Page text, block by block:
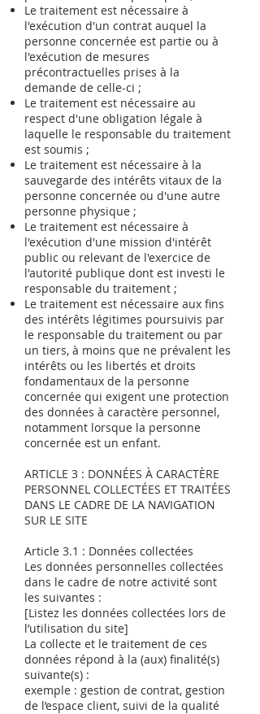
Le traitement est nécessaire à
l'exécution d'un contrat auquel la
personne concernée est partie ou à
l'exécution de mesures
précontractuelles prises à la
demande de celle-ci ;
Le traitement est nécessaire au
respect d'une obligation légale à
laquelle le responsable du traitement
est soumis ;
Le traitement est nécessaire à la
sauvegarde des intérêts vitaux de la
personne concernée ou d'une autre
personne physique ;
Le traitement est nécessaire à
l'exécution d'une mission d'intérêt
public ou relevant de l'exercice de
l'autorité publique dont est investi le
responsable du traitement ;
Le traitement est nécessaire aux fins
des intérêts légitimes poursuivis par
le responsable du traitement ou par
un tiers, à moins que ne prévalent les
intérêts ou les libertés et droits
fondamentaux de la personne
concernée qui exigent une protection
des données à caractère personnel,
notamment lorsque la personne
concernée est un enfant.
ARTICLE 3 : DONNÉES À CARACTÈRE
PERSONNEL COLLECTÉES ET TRAITÉES
DANS LE CADRE DE LA NAVIGATION
SUR LE SITE
Article 3.1 : Données collectées
Les données personnelles collectées
dans le cadre de notre activité sont
les suivantes :
[Listez les données collectées lors de
l’utilisation du site]
La collecte et le traitement de ces
données répond à la (aux) finalité(s)
suivante(s) :
exemple : gestion de contrat, gestion
de l’espace client, suivi de la qualité